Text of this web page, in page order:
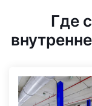
Где